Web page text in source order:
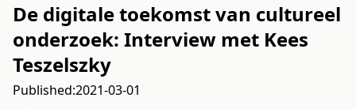
De digitale toekomst van cultureel
onderzoek: Interview met Kees
Teszelszky
Published:2021-03-01